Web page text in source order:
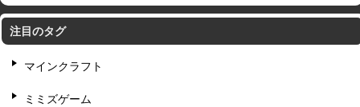
注目のタグ
マインクラフト
ミミズゲーム